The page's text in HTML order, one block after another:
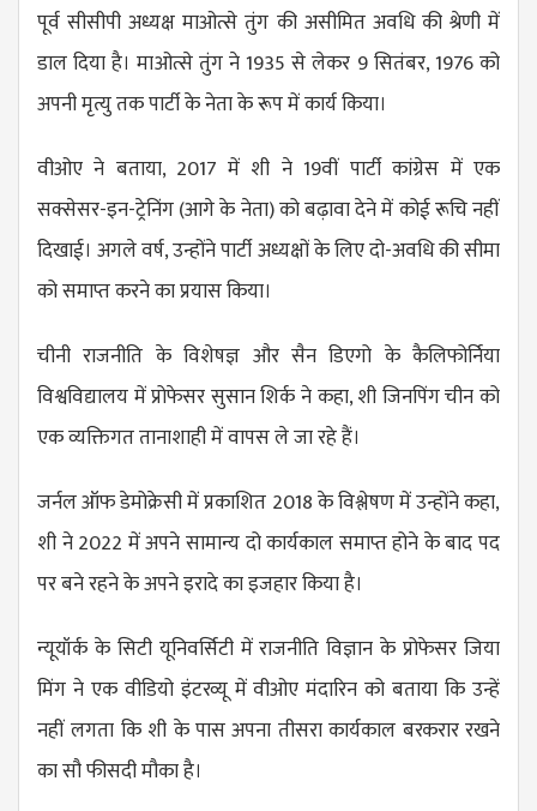
पूर्व सीसीपी अध्यक्ष माओत्से तुंग की असीमित अवधि की श्रेणी में
डाल दिया है। माओत्से तुंग ने 1935 से लेकर 9 सितंबर, 1976 को
अपनी मृत्यु तक पार्टी के नेता के रूप में कार्य किया।
वीओए ने बताया, 2017 में शी ने 19वीं पार्टी कांग्रेस में एक
सक्सेसर-इन-ट्रेनिंग (आगे के नेता) को बढ़ावा देने में कोई रूचि नहीं
दिखाई। अगले वर्ष, उन्होंने पार्टी अध्यक्षों के लिए दो-अवधि की सीमा
को समाप्त करने का प्रयास किया।
चीनी राजनीति के विशेषज्ञ और सैन डिएगो के कैलिफोर्निया
विश्वविद्यालय में प्रोफेसर सुसान शिर्क ने कहा, शी जिनपिंग चीन को
एक व्यक्तिगत तानाशाही में वापस ले जा रहे हैं।
जर्नल ऑफ डेमोक्रेसी में प्रकाशित 2018 के विश्लेषण में उन्होंने कहा,
शी ने 2022 में अपने सामान्य दो कार्यकाल समाप्त होने के बाद पद
पर बने रहने के अपने इरादे का इजहार किया है।
न्यूयॉर्क के सिटी यूनिवर्सिटी में राजनीति विज्ञान के प्रोफेसर जिया
मिंग ने एक वीडियो इंटरव्यू में वीओए मंदारिन को बताया कि उन्हें
नहीं लगता कि शी के पास अपना तीसरा कार्यकाल बरकरार रखने
का सौ फीसदी मौका है।